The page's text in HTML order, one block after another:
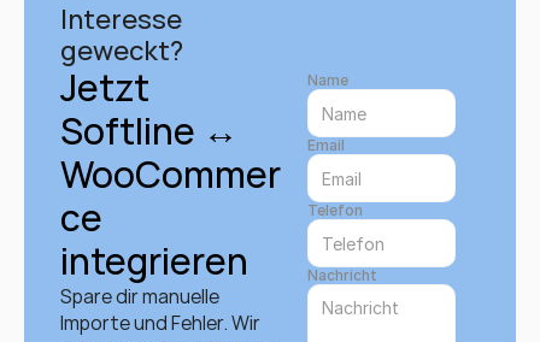
Interesse
geweckt?
Jetzt
Softline ↔
WooCommer
ce
integrieren
Spare dir manuelle
Importe und Fehler. Wir
Name
Email
Telefon
Nachricht